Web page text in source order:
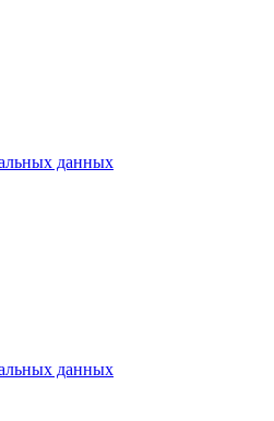
данных
данных